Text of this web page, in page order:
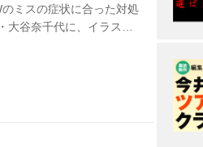
ミスの症状に合った対処
谷奈千代に、イラスト